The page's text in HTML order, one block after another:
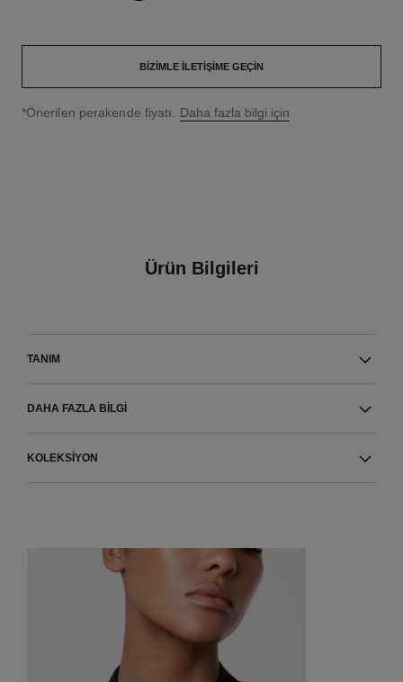
BIZIMLE İLETIŞIME GEÇIN
↩
*Önerilen perakende fiyatı. Daha fazla bilgi için
Ürün Bilgileri
TANIM
DAHA FAZLA BILGI
KOLEKSIYON